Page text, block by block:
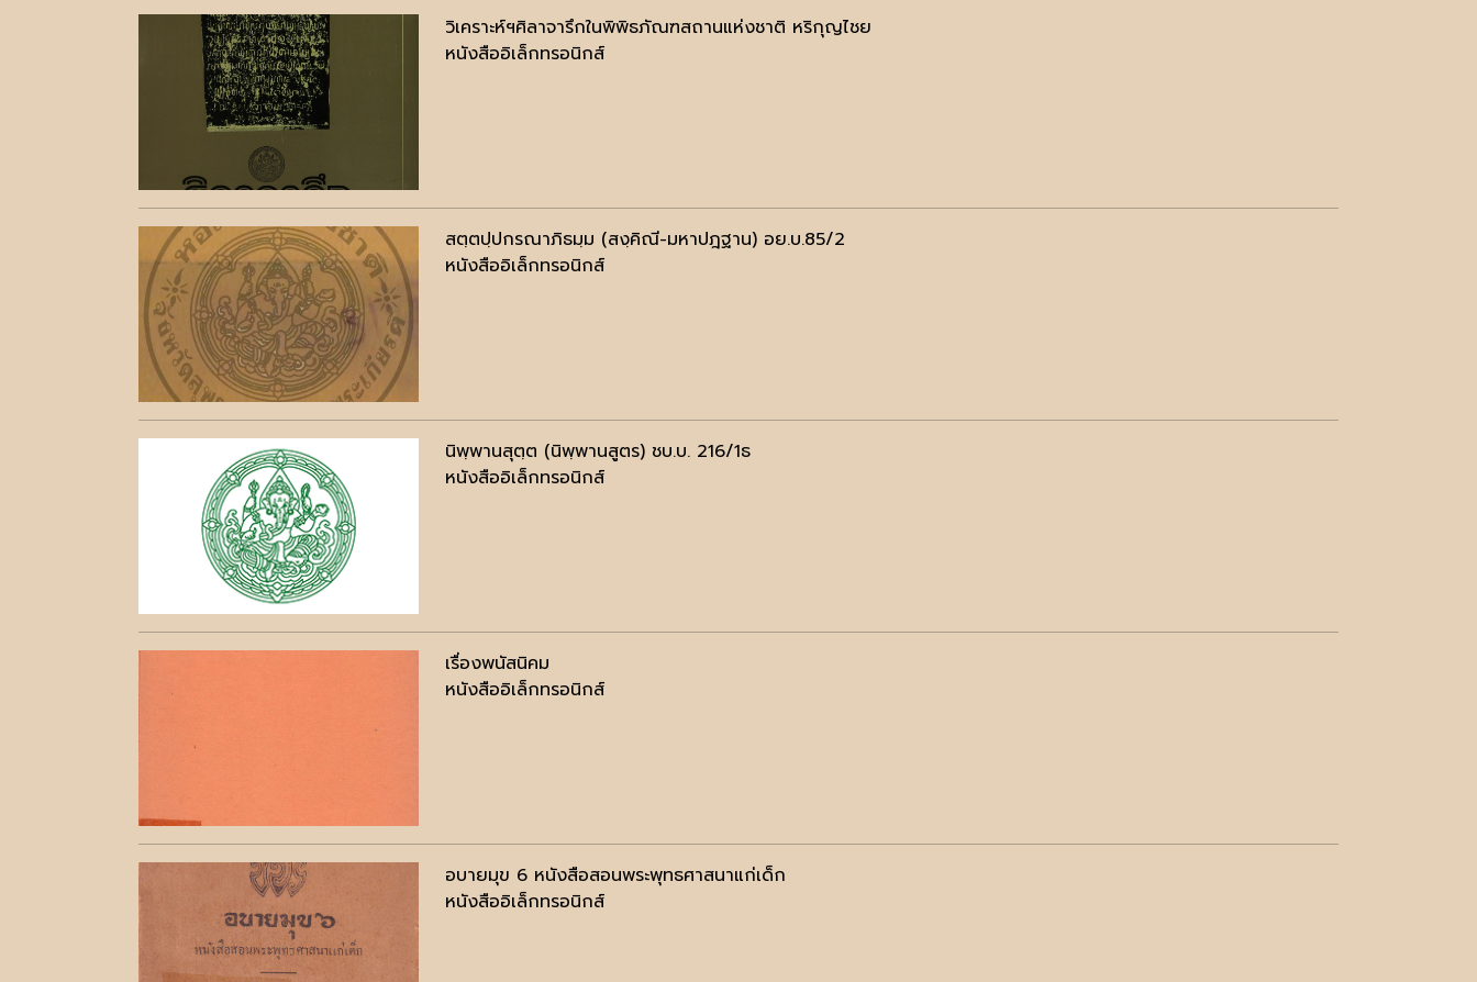
วิเคราะห์ฯศิลาจารึกในพิพิธภัณฑสถานแห่งชาติ หริกุญไชย
หนังสืออิเล็กทรอนิกส์
สตฺตปฺปกรณาภิธมฺม (สงฺคิณี-มหาปฎฐาน) อย.บ.85/2
หนังสืออิเล็กทรอนิกส์
นิพฺพานสุตฺต (นิพฺพานสูตร) ชบ.บ. 216/1ธ
หนังสืออิเล็กทรอนิกส์
เรื่องพนัสนิคม
หนังสืออิเล็กทรอนิกส์
อบายมุข 6 หนังสือสอนพระพุทธศาสนาแก่เด็ก
หนังสืออิเล็กทรอนิกส์